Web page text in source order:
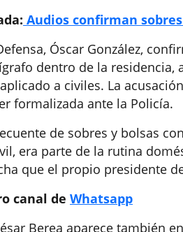
Audios confirman
Óscar González,
dentro de la
a civiles. La
formalizada ante la Policía.
de sobres y bolsas
era parte de la rutina
que el propio presidente
canal de Whatsapp
Berea aparece también